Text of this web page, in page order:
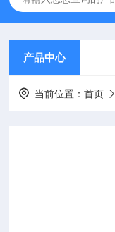
产品中心
当前位置：首页